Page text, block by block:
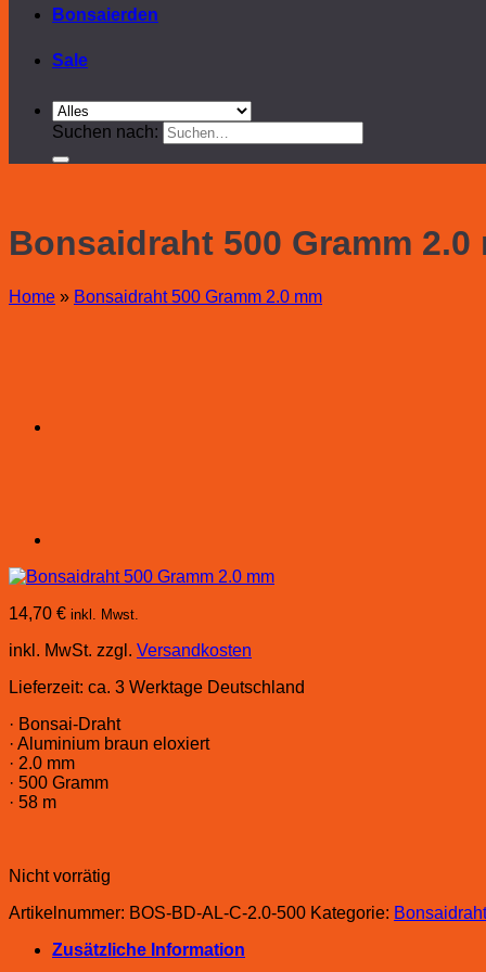
Bonsaierden
Sale
Suchen nach:
Bonsaidraht 500 Gramm 2.0
Home » Bonsaidraht 500 Gramm 2.0 mm
14,70 € inkl. Mwst.
inkl. MwSt. zzgl. Versandkosten
Lieferzeit: ca. 3 Werktage Deutschland
· Bonsai-Draht
· Aluminium braun eloxiert
· 2.0 mm
· 500 Gramm
· 58 m
Nicht vorrätig
Artikelnummer: BOS-BD-AL-C-2.0-500 Kategorie: Bonsaidraht
Zusätzliche Information